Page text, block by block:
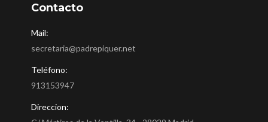
Contacto
Mail:
secretaria@padrepiquer.net
Teléfono:
913153947
Direccion: